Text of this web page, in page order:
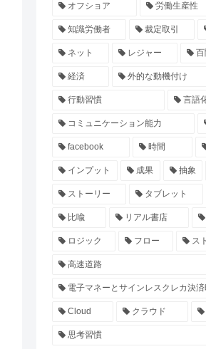
オフショア 労働生産性
知識労働者 裁定取引
ネット レジャー
経済 外的な動機付け
行動習慣 言語
コミュニケーション能力
facebook 時間
インプット 成果 抽象
ストーリー タブレット
比喩 リアル書店
ロジック フロー ス
高速道路
電子マネーとサインレスクレカ決済
Cloud クラウド
思考習慣